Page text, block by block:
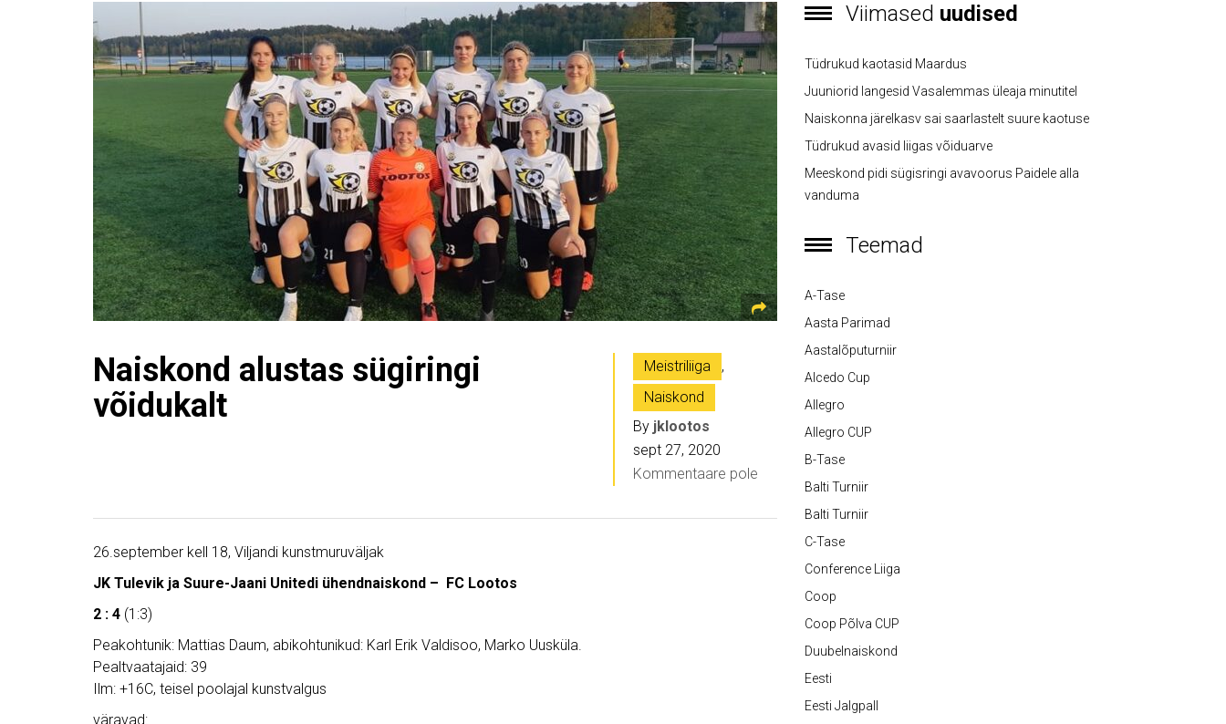
Naiskond alustas sügiringi
võidukalt
Meistriliiga
,
Naiskond
By jklootos
sept 27, 2020
Kommentaare pole
26.september kell 18, Viljandi kunstmuruväljak
JK Tulevik ja Suure-Jaani Unitedi ühendnaiskond – FC Lootos
2 : 4 (1:3)
Peakohtunik: Mattias Daum, abikohtunikud: Karl Erik Valdisoo, Marko Uusküla.
Pealtvaatajaid: 39
Ilm: +16C, teisel poolajal kunstvalgus
väravad:
Viimased uudised
Tüdrukud kaotasid Maardus
Juuniorid langesid Vasalemmas üleaja minutitel
Naiskonna järelkasv sai saarlastelt suure kaotuse
Tüdrukud avasid liigas võiduarve
Meeskond pidi sügisringi avavoorus Paidele alla
vanduma
Teemad
A-Tase
Aasta Parimad
Aastalõputurniir
Alcedo Cup
Allegro
Allegro CUP
B-Tase
Balti Turniir
Balti Turniir
C-Tase
Conference Liiga
Coop
Coop Põlva CUP
Duubelnaiskond
Eesti
Eesti Jalgpall